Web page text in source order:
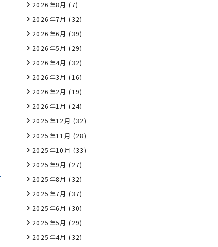
2026年8月 (7)
2026年7月 (32)
2026年6月 (39)
2026年5月 (29)
2026年4月 (32)
2026年3月 (16)
2026年2月 (19)
2026年1月 (24)
2025年12月 (32)
2025年11月 (28)
2025年10月 (33)
2025年9月 (27)
2025年8月 (32)
2025年7月 (37)
2025年6月 (30)
2025年5月 (29)
2025年4月 (32)